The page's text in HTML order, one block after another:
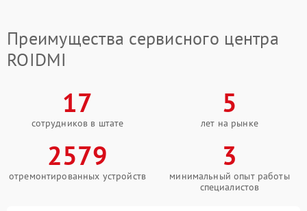
Преимущества сервисного центра
ROIDMI
17
сотрудников в штате
5
лет на рынке
2579
отремонтированных устройств
3
минимальный опыт работы
специалистов